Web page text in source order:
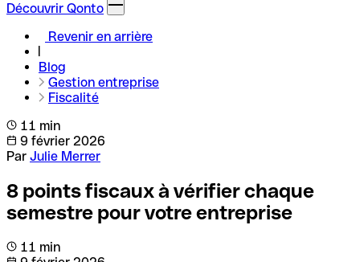
Découvrir Qonto
Revenir en arrière
Blog
Gestion entreprise
Fiscalité
11 min
9 février 2026
Par Julie Merrer
8 points fiscaux à vérifier chaque
semestre pour votre entreprise
11 min